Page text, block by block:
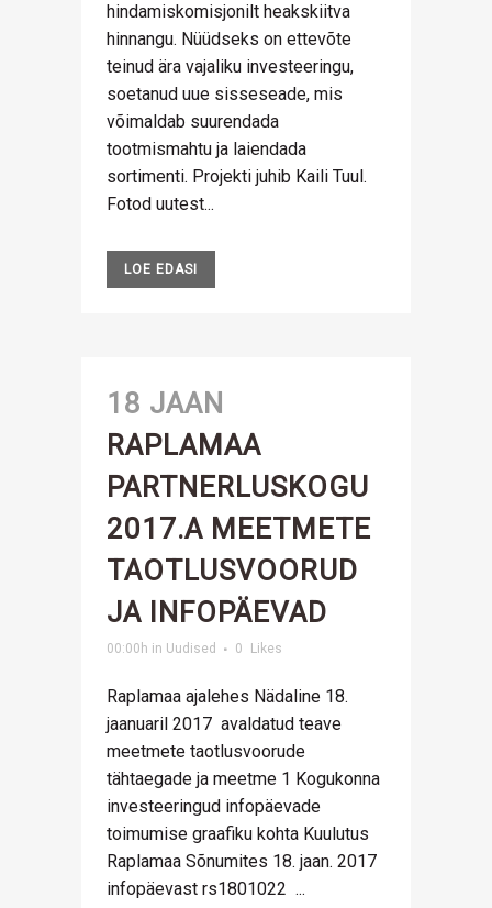
hindamiskomisjonilt heakskiitva
hinnangu. Nüüdseks on ettevõte
teinud ära vajaliku investeeringu,
soetanud uue sisseseade, mis
võimaldab suurendada
tootmismahtu ja laiendada
sortimenti. Projekti juhib Kaili Tuul.
Fotod uutest...
LOE EDASI
18 JAAN
RAPLAMAA
PARTNERLUSKOGU
2017.A MEETMETE
TAOTLUSVOORUD
JA INFOPÄEVAD
00:00h in Uudised 0 Likes
Raplamaa ajalehes Nädaline 18.
jaanuaril 2017 avaldatud teave
meetmete taotlusvoorude
tähtaegade ja meetme 1 Kogukonna
investeeringud infopäevade
toimumise graafiku kohta Kuulutus
Raplamaa Sõnumites 18. jaan. 2017
infopäevast rs1801022 ...